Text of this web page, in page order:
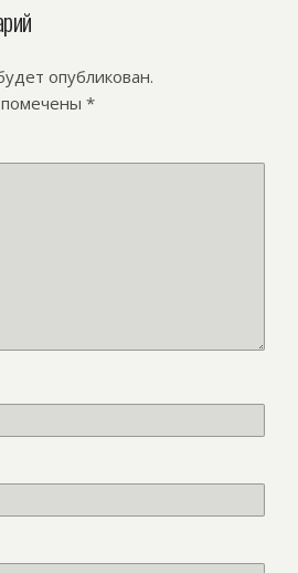
опубликован.
*